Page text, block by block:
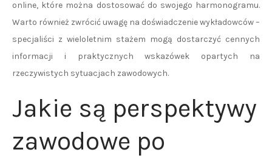
online, które można dostosować do swojego harmonogramu.
Warto również zwrócić uwagę na doświadczenie wykładowców –
specjaliści z wieloletnim stażem mogą dostarczyć cennych
informacji i praktycznych wskazówek opartych na
rzeczywistych sytuacjach zawodowych.
Jakie są perspektywy
zawodowe po